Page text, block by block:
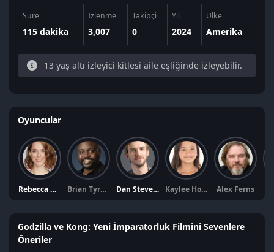
Süre
115 dakika
İzlenme
3,007
Takipçi
0
Yıl
2024
Ülke
Amerika
13 yaş altı izleyici kitlesi aile eşliğinde izleyebilir.
Oyuncular
Rebecca Hall Brian Tyree Henry Dan Stevens Kaylee Hottle Alex Ferns
Godzilla ve Kong: Yeni İmparatorluk Filmini Sevenlere
Öneriler